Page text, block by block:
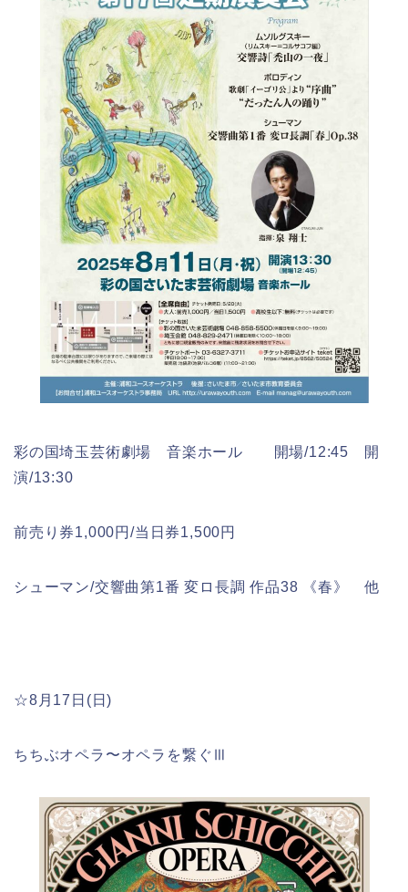
彩の国埼玉芸術劇場 音楽ホール 開場/12:45 開
演/13:30
前売り券1,000円/当日券1,500円
シューマン/交響曲第1番 変ロ長調 作品38 《春》 他
☆8月17日(日)
ちちぶオペラ〜オペラを繋ぐⅢ